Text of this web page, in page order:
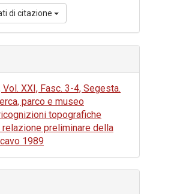
di citazione
XXI, Fasc. 3-4, Segesta.
parco e museo
topografiche
preliminare della
1989